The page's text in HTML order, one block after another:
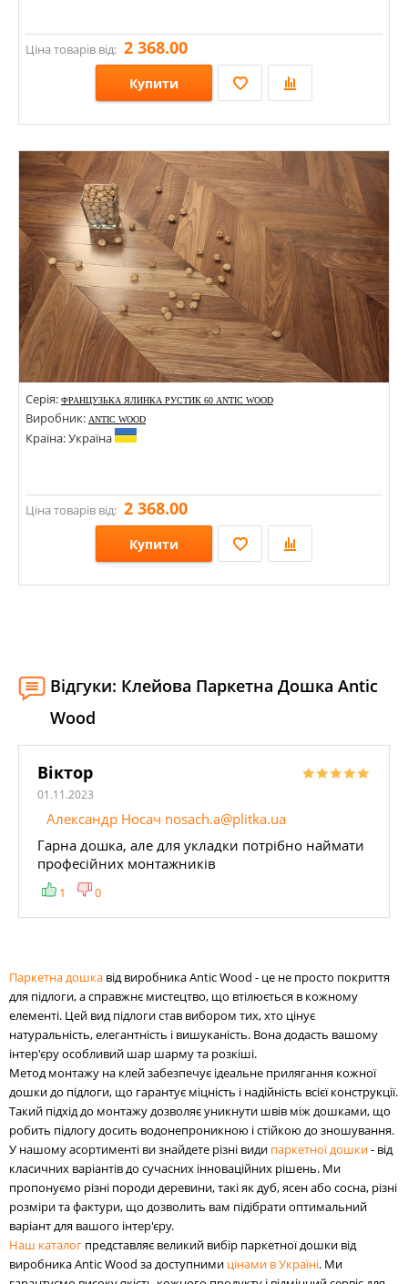
Ціна товарів від: 2 368.00
Купити
Розміри: 600х120х13; 600х140х13;
Стилі:
Кольори:
Серія: ФРАНЦУЗЬКА ЯЛИНКА РУСТИК 60 ANTIC WOOD
Виробник: ANTIC WOOD
Країна: Україна
Ціна товарів від: 2 368.00
Купити
Розміри: 600х120х13; 600х140х13;
Відгуки: Клейова Паркетна Дошка Antic
Wood
Віктор
01.11.2023
Александр Носач nosach.a@plitka.ua
Гарна дошка, але для укладки потрібно наймати
професійних монтажників
1 0
Паркетна дошка від виробника Antic Wood - це не просто покриття
для підлоги, а справжнє мистецтво, що втілюється в кожному
елементі. Цей вид підлоги став вибором тих, хто цінує
натуральність, елегантність і вишуканість. Вона додасть вашому
інтер'єру особливий шар шарму та розкіші.
Метод монтажу на клей забезпечує ідеальне прилягання кожної
дошки до підлоги, що гарантує міцність і надійність всієї конструкції.
Такий підхід до монтажу дозволяє уникнути швів між дошками, що
робить підлогу досить водонепроникною і стійкою до зношування.
У нашому асортименті ви знайдете різні види паркетної дошки- від
класичних варіантів до сучасних інноваційних рішень. Ми
пропонуємо різні породи деревини, такі як дуб, ясен або сосна, різні
розміри та фактури, що дозволить вам підібрати оптимальний
варіант для вашого інтер'єру.
Наш каталог представляє великий вибір паркетної дошки від
виробника Antic Wood за доступними цінами в Україні. Ми